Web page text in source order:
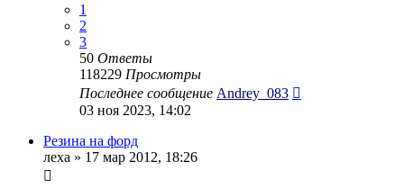
1
2
3
50 Ответы
118229 Просмотры
Последнее сообщение Andrey_083
03 ноя 2023, 14:02
Резина на форд
леха » 17 мар 2012, 18:26